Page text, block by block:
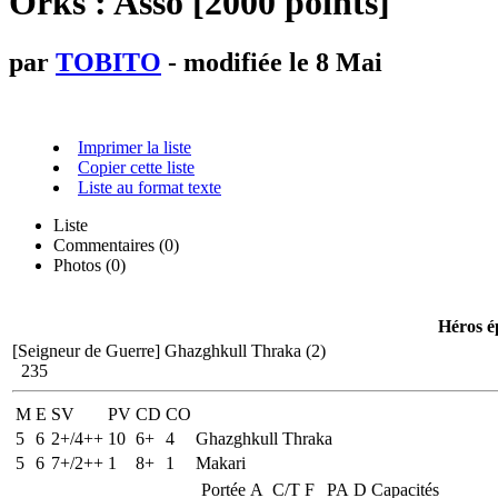
par TOBITO - modifiée le 8 Mai
Imprimer la liste
Copier cette liste
Liste au format texte
Liste
Commentaires (0)
Photos (0)
Héros
[Seigneur de Guerre] Ghazghkull Thraka (2)
235
M E SV PV CD CO
5 6 2+/4++ 10 6+ 4
Ghazghkull Thraka
5 6 7+/2++ 1 8+ 1
Makari
Portée A C/T F PA D Capacités